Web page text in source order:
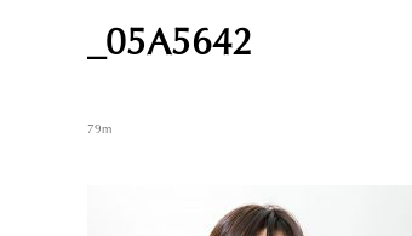
_05A5642
79m